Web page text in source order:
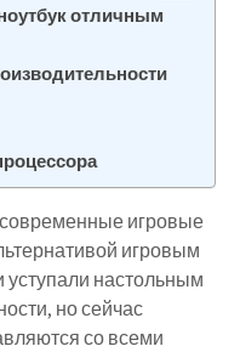
отличным
игровые
игровым
уступали настольным
но сейчас
со всеми